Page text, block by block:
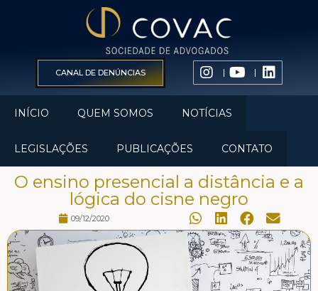
CANAL DE DENÚNCIAS
INÍCIO QUEM SOMOS NOTÍCIAS
LEGISLAÇÕES PUBLICAÇÕES CONTATO
O ensino presencial a distância e a
lógica do cisne negro
09/12/2020